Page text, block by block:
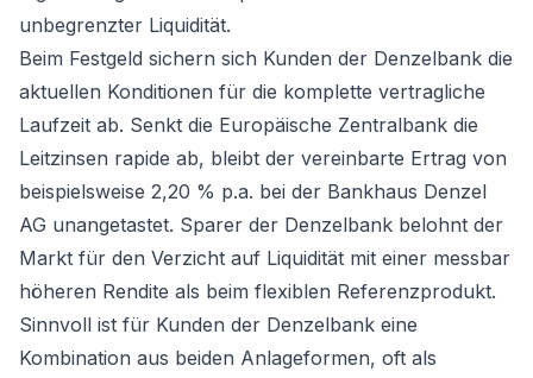
unbegrenzter Liquidität.
Beim Festgeld sichern sich Kunden der Denzelbank die
aktuellen Konditionen für die komplette vertragliche
Laufzeit ab. Senkt die Europäische Zentralbank die
Leitzinsen rapide ab, bleibt der vereinbarte Ertrag von
beispielsweise 2,20 % p.a. bei der Bankhaus Denzel
AG unangetastet. Sparer der Denzelbank belohnt der
Markt für den Verzicht auf Liquidität mit einer messbar
höheren Rendite als beim flexiblen Referenzprodukt.
Sinnvoll ist für Kunden der Denzelbank eine
Kombination aus beiden Anlageformen, oft als